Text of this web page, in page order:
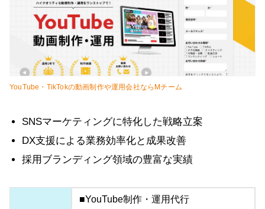
YouTube・TikTokの動画制作や運用会社ならMチーム
SNSマーケティングに特化した戦略立案
DX支援による業務効率化と成果改善
採用ブランディング領域の豊富な実績
■YouTube制作・運用代行